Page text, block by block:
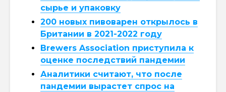
сырье и упаковку
200 новых пивоварен открылось в
Британии в 2021-2022 году
Brewers Association приступила к
оценке последствий пандемии
Аналитики считают, что после
пандемии вырастет спрос на